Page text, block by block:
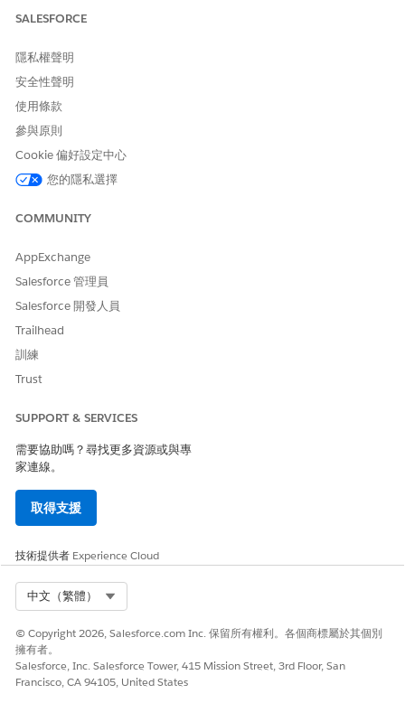
是必要的。
其功能:產生著重於控制識別與對應的工作。它會提示您的小組
將「控制庫」中的現有保護連結至風險,或設計並實作新的保護
措施 (例如部署新的安全性軟體或更新事件回應計畫)。
產生的工作:
識別並將「控制程式庫」中的現有控制項連結至風險。
更新相關事件回應程序。
當降低風險的成本或精力高於威脅本身的潛在損害時,請使用此範
使用時機:風險的殘差分數非常低,或者領導階層正式承認漏洞並
其功能:產生著重於文件與持續監視的工作,而非主動修復。其可
確保正式承認風險、記錄原因,並設定未來審查日期。
記錄接受風險的理由。
設定所接受風險的下一個檢閱日期。
轉移風險
範本。
使用時機:您無法在內部完全降低風險,但您可以保護業務免受影
響。
其功能:產生專注於外部廠商管理或法律保護工作的工作,例如購
買專門的網路責任保險,或將弱點 IT 流程外包給經認證的第三方
廠商。
SALESFORCE
隱私權聲明
安全性聲明
使用條款
參與原則
Cookie 偏好設定中心
您的隱私選擇
COMMUNITY
AppExchange
Salesforce 管理員
Salesforce 開發人員
Trailhead
訓練
Trust
SUPPORT & SERVICES
需要協助嗎？尋找更多資源或與專
家連線。
取得支援
技術提供者 Experience Cloud
中文（繁體）
© Copyright 2026, Salesforce.com Inc. 保留所有權利。各個商標屬於其個別
擁有者。
Salesforce, Inc. Salesforce Tower, 415 Mission Street, 3rd Floor, San
Francisco, CA 94105, United States